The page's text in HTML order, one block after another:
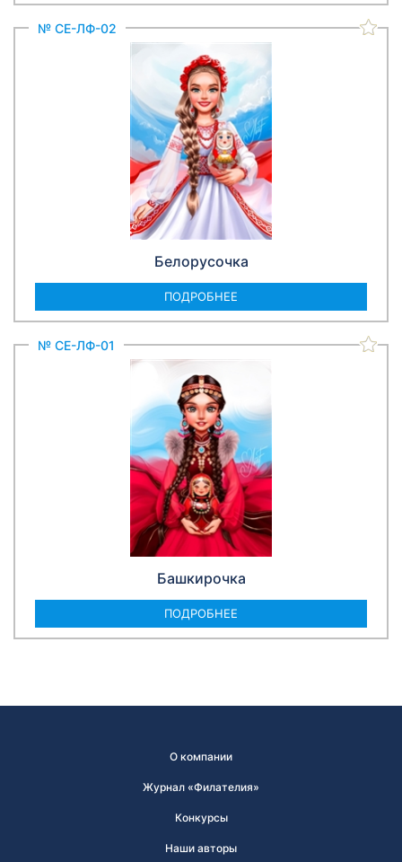
№ СЕ-ЛФ-02
Белорусочка
ПОДРОБНЕЕ
№ СЕ-ЛФ-01
Башкирочка
ПОДРОБНЕЕ
О компании
Журнал «Филателия»
Конкурсы
Наши авторы